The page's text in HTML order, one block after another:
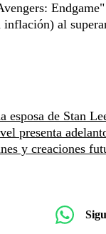
al
de Stan
presenta
y creaciones